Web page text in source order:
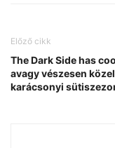
Előző cikk
The Dark Side has
avagy vészesen
karácsonyi